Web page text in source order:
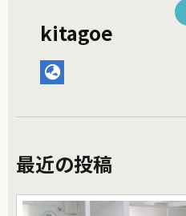
kitagoe
最近の投稿